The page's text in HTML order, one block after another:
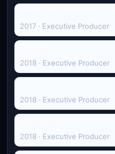
2017 · Executive Producer
2018 · Executive Producer
2018 · Executive Producer
2018 · Executive Producer